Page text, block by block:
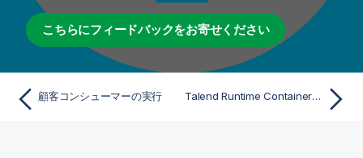
こちらにフィードバックをお寄せください
顧客コンシューマーの実行 Talend Runtime Containerコンテナーでサービスをエクスポートして実行